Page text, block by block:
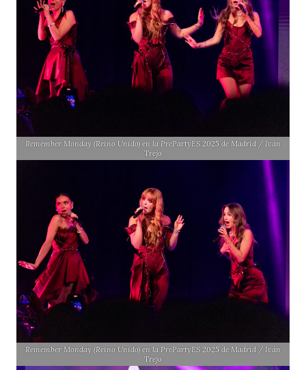
Remember Monday (Reino Unido) en la PrePartyES 2025 de Madrid / Iván
Trejo
Remember Monday (Reino Unido) en la PrePartyES 2025 de Madrid / Iván
Trejo